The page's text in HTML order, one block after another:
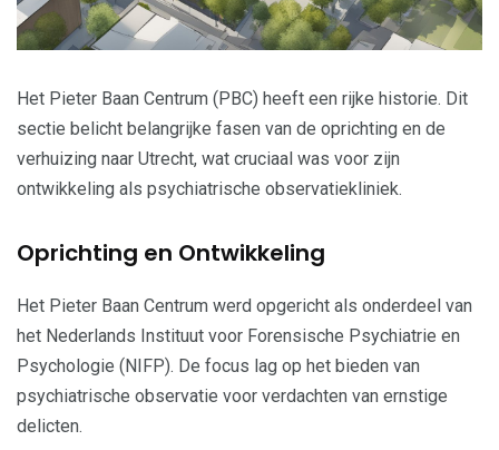
Het Pieter Baan Centrum (PBC) heeft een rijke historie. Dit
sectie belicht belangrijke fasen van de oprichting en de
verhuizing naar Utrecht, wat cruciaal was voor zijn
ontwikkeling als psychiatrische observatiekliniek.
Oprichting en Ontwikkeling
Het Pieter Baan Centrum werd opgericht als onderdeel van
het Nederlands Instituut voor Forensische Psychiatrie en
Psychologie (NIFP). De focus lag op het bieden van
psychiatrische observatie voor verdachten van ernstige
delicten.